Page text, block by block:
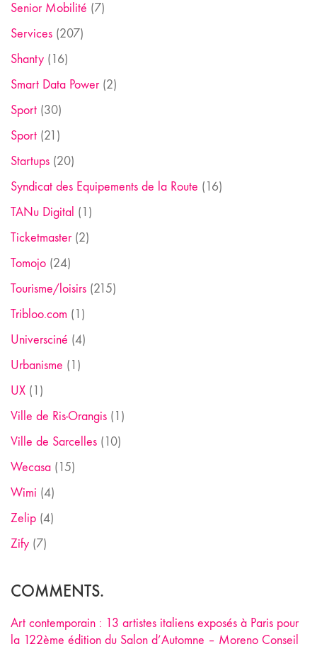
Senior Mobilité (7)
Services (207)
Shanty (16)
Smart Data Power(2)
Sport (30)
Sport (21)
Startups (20)
Syndicat des Equipements de la Route (16)
TANu Digital (1)
Ticketmaster(2)
Tomojo (24)
Tourisme/loisirs (215)
Tribloo.com (1)
Universciné (4)
Urbanisme (1)
UX (1)
Ville de Ris-Orangis (1)
Ville de Sarcelles (10)
Wecasa (15)
Wimi (4)
Zelip (4)
Zify (7)
COMMENTS.
Art contemporain : 13 artistes italiens exposés à Paris pour
la 122ème édition du Salon d’Automne – Moreno Conseil